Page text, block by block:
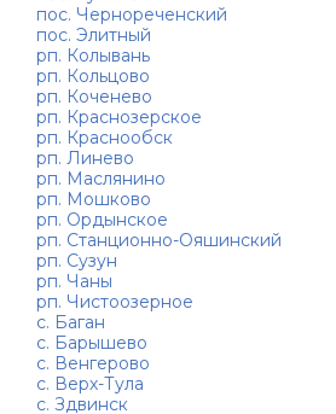
пос. Чернореченский
пос. Элитный
рп. Колывань
рп. Кольцово
рп. Коченево
рп. Краснозерское
рп. Краснообск
рп. Линево
рп. Маслянино
рп. Мошково
рп. Ордынское
рп. Станционно-Ояшинский
рп. Сузун
рп. Чаны
рп. Чистоозерное
с. Баган
с. Барышево
с. Венгерово
с. Верх-Тула
с. Здвинск